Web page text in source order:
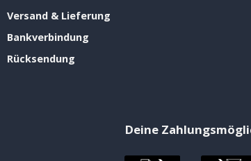
Versand & Lieferung
Bankverbindung
Rücksendung
Deine